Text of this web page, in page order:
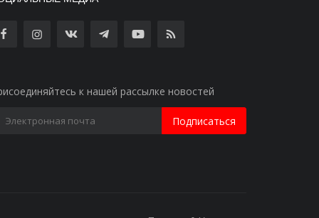
к нашей рассылке новостей
Подписаться